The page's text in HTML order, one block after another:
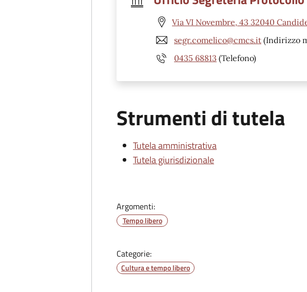
Via VI Novembre, 43 32040
segr.comelico@cmcs.it (Indirizzo
0435 68813 (Telefono)
Strumenti di tutela
Tutela amministrativa
Tutela giurisdizionale
Argomenti:
Tempo libero
Categorie:
Cultura e tempo libero